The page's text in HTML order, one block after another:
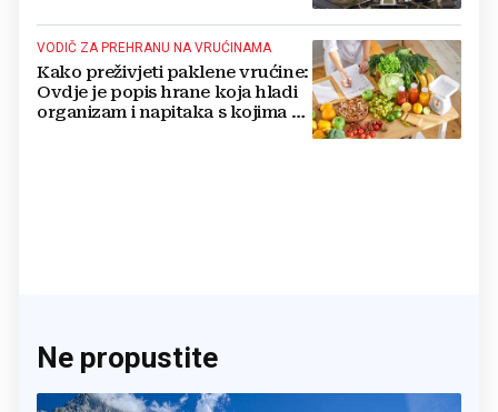
VODIČ ZA PREHRANU NA VRUĆINAMA
Kako preživjeti paklene vrućine:
Ovdje je popis hrane koja hladi
organizam i napitaka s kojima si
Ne propustite